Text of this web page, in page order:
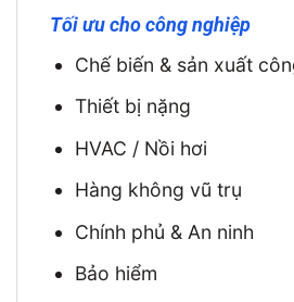
Tối ưu cho công nghiệp
Chế biến & sản xuất
Thiết bị nặng
HVAC / Nồi hơi
Hàng không vũ trụ
Chính phủ & An ninh
Bảo hiểm